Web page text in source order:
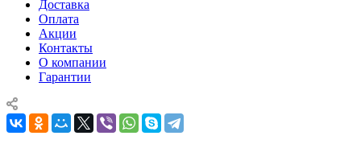
Доставка
Оплата
Акции
Контакты
О компании
Гарантии